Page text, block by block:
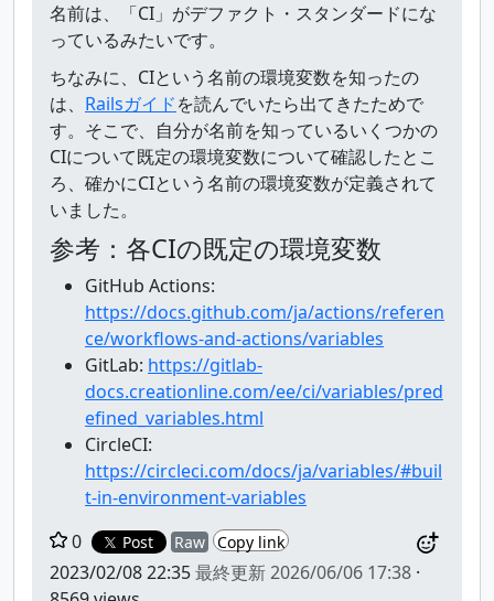
名前は、「CI」がデファクト・スタンダードにな
っているみたいです。
ちなみに、CIという名前の環境変数を知ったの
は、 Railsガイドを読んでいたら出てきたためで
す。そこで、自分が名前を知っているいくつかの
CIについて既定の環境変数について確認したとこ
ろ、確かにCIという名前の環境変数が定義されて
いました。
参考：各CIの既定の環境変数
GitHub Actions:
https://docs.github.com/ja/actions/referen
ce/workflows-and-actions/variables
GitLab: https://gitlab-
docs.creationline.com/ee/ci/variables/pred
efined_variables.html
CircleCI:
https://circleci.com/docs/ja/variables/#buil
t-in-environment-variables
0
Post Raw Copy link
2023/02/08 22:35最終更新2026/06/06 17:38 ·